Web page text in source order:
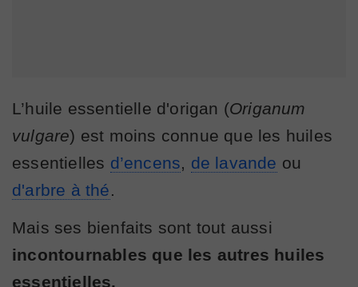
L’huile essentielle d'origan (Origanum
vulgare) est moins connue que les huiles
essentielles d’encens de lavande ou
d'arbre à thé
Mais ses bienfaits sont tout aussi
incontournables que les autres huiles
essentielles.